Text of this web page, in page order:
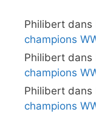
Philibert dans
champions
Philibert dans
champions
Philibert dans
champions